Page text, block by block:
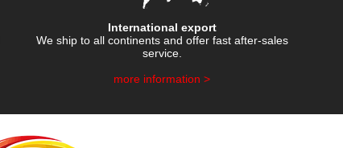
International export
We ship to all continents and offer fast after-sales
service.
​more information >